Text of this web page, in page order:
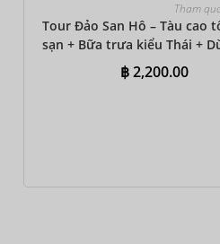
Tham
Tour Đảo San Hô – Tàu cao
sạn + Bữa trưa kiểu Thái +
Đi bộ dưới biển + Thuyền
฿2,200.00